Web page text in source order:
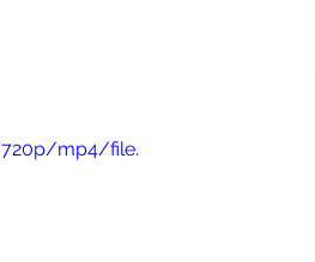
720p/mp4/file.